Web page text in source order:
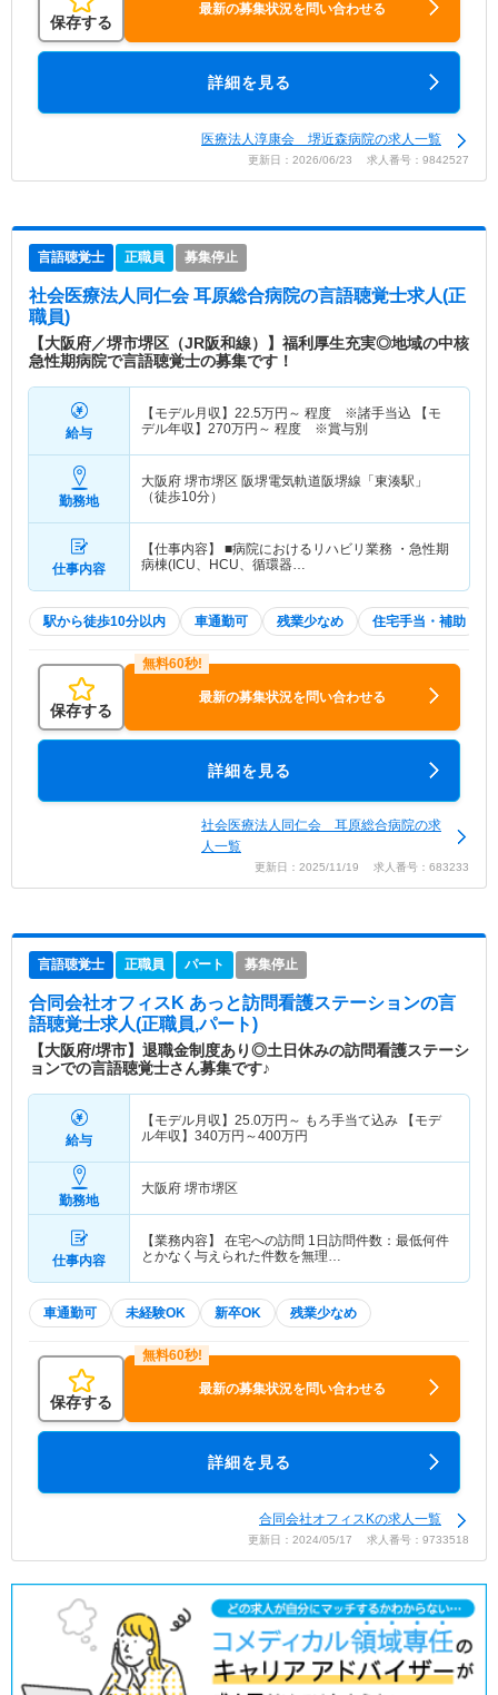
保存する
最新の募集状況を問い合わせる
詳細を見る
医療法人淳康会 堺近森病院の求人一覧
更新日：2026/06/23 求人番号：9842527
言語聴覚士 正職員 募集停止
社会医療法人同仁会 耳原総合病院の言語聴覚士求人(正
職員)
【大阪府／堺市堺区（JR阪和線）】福利厚生充実◎地域の中核
急性期病院で言語聴覚士の募集です！
給与
【モデル月収】 22.5万円～ 程度 ※諸手当込 【モ
デル年収】 270万円～ 程度 ※賞与別
勤務地
大阪府 堺市堺区 阪堺電気軌道阪堺線「東湊駅」
（徒歩10分）
仕事内容
【仕事内容】 ■病院におけるリハビリ業務 ・急性期
病棟(ICU、HCU、循環器…
駅から徒歩10分以内 車通勤可 残業少なめ 住宅手当・補助
保存する
最新の募集状況を問い合わせる
詳細を見る
社会医療法人同仁会 耳原総合病院の求
人一覧
更新日：2025/11/19 求人番号：683233
言語聴覚士 正職員 パート 募集停止
合同会社オフィスK あっと訪問看護ステーションの言
語聴覚士求人(正職員,パート)
【大阪府/堺市】退職金制度あり◎土日休みの訪問看護ステーシ
ョンでの言語聴覚士さん募集です♪
給与
【モデル月収】 25.0万円～ もろ手当て込み 【モデ
ル年収】 340万円～400万円
勤務地
大阪府 堺市堺区
仕事内容
【業務内容】 在宅への訪問 1日訪問件数：最低何件
とかなく与えられた件数を無理…
車通勤可 未経験OK 新卒OK 残業少なめ
保存する
最新の募集状況を問い合わせる
詳細を見る
合同会社オフィスKの求人一覧
更新日：2024/05/17 求人番号：9733518